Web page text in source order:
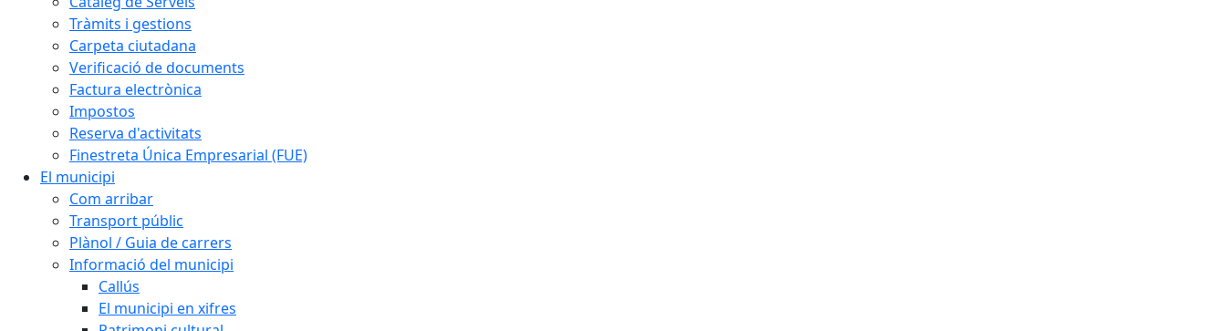
Tràmits i gestions
Carpeta ciutadana
Verificació de documents
Factura electrònica
Impostos
Reserva d'activitats
Finestreta Única Empresarial (FUE)
El municipi
Com arribar
Transport públic
Plànol / Guia de carrers
Informació del municipi
Callús
El municipi en xifres